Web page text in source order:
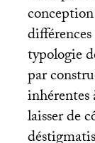
différences
typologie
par
inhérentes
laisser de